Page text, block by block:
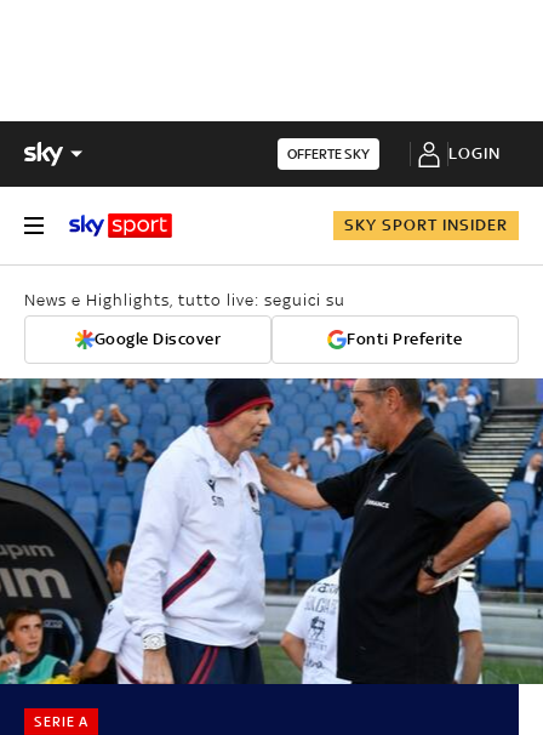
OFFERTE SKY LOGIN
SKY SPORT INSIDER
News e Highlights, tutto live: seguici su
Google Discover Fonti Preferite
SERIE A